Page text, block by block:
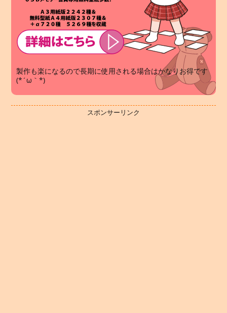
製作も楽になるので長期に使用される場合はかなりお得です
(*´ω｀*)
スポンサーリンク